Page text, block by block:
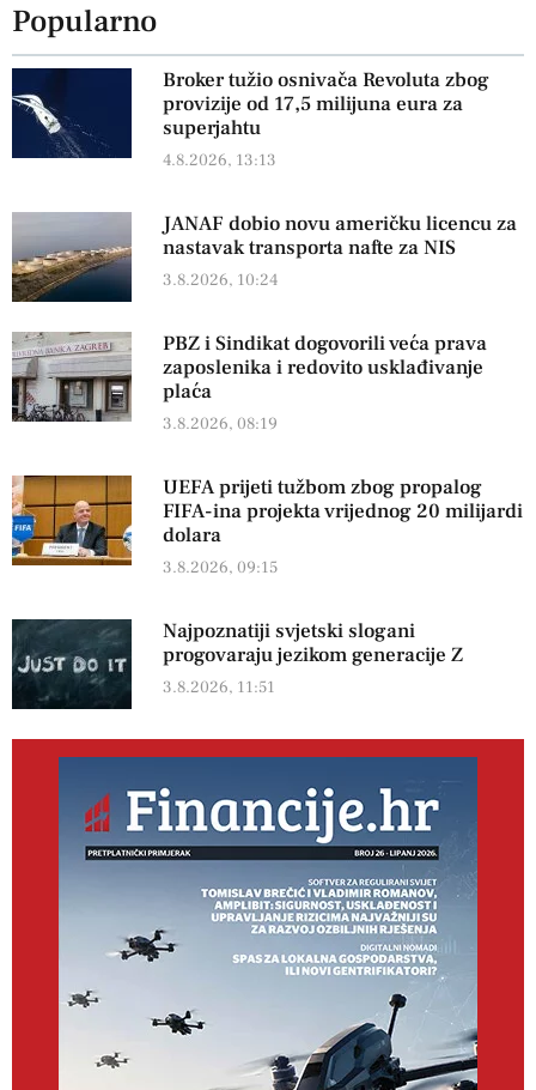
Popularno
Broker tužio osnivača Revoluta zbog
provizije od 17,5 milijuna eura za
superjahtu
4.8.2026, 13:13
JANAF dobio novu američku licencu za
nastavak transporta nafte za NIS
3.8.2026, 10:24
PBZ i Sindikat dogovorili veća prava
zaposlenika i redovito usklađivanje
plaća
3.8.2026, 08:19
UEFA prijeti tužbom zbog propalog
FIFA-ina projekta vrijednog 20 milijardi
dolara
3.8.2026, 09:15
Najpoznatiji svjetski slogani
progovaraju jezikom generacije Z
3.8.2026, 11:51